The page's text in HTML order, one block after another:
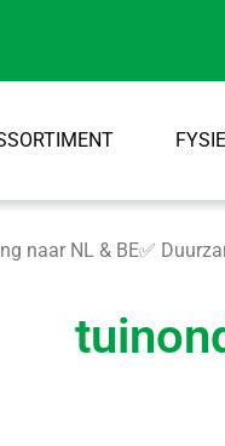
naar NL & BE✅